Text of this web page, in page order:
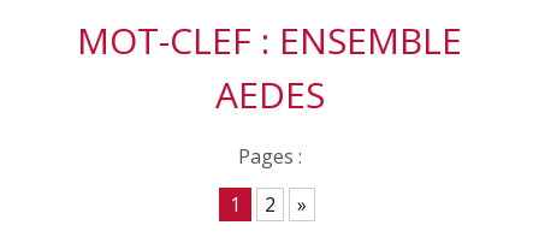
MOT-CLEF : ENSEMBLE
AEDES
Pages :
1
2 »